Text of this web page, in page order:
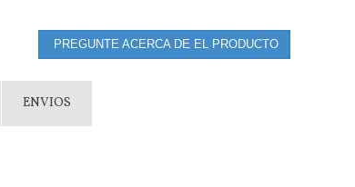
PREGUNTE ACERCA DE EL PRODUCTO
ENVIOS